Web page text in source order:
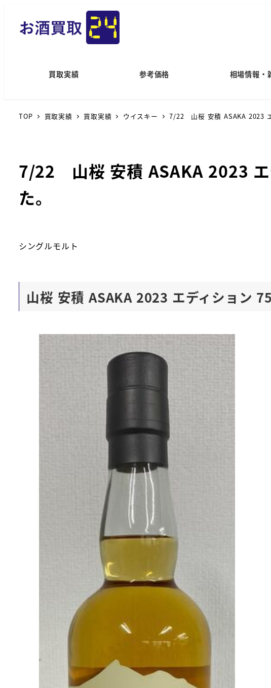
買取実績 参考価格 相場情報・
TOP 買取実績 買取実績 ウイスキー 7/22 山桜 安積 ASAKA 2023
7/22 山桜 安積 ASAKA 2023 エ
た。
シングルモルト
山桜 安積 ASAKA 2023 エディション